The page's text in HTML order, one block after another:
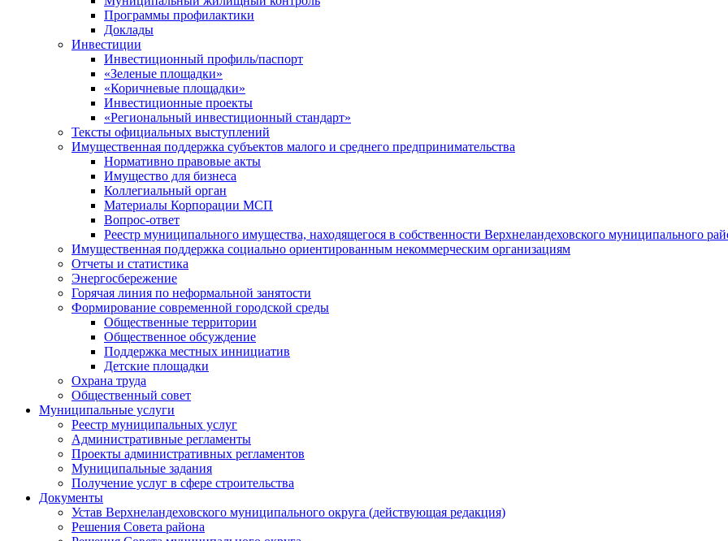
Программы профилактики
Доклады
Инвестиции
Инвестиционный профиль/паспорт
«Зеленые площадки»
«Коричневые площадки»
Инвестиционные проекты
«Региональный инвестиционный стандарт»
Тексты официальных выступлений
Имущественная поддержка субъектов малого и среднего предпринимательства
Нормативно правовые акты
Имущество для бизнеса
Коллегиальный орган
Материалы Корпорации МСП
Вопрос-ответ
Реестр муниципального имущества, находящегося в собственности Верхнеландеховского муниципального
Имущественная поддержка социально ориентированным некоммерческим организациям
Отчеты и статистика
Энергосбережение
Горячая линия по неформальной занятости
Формирование современной городской среды
Общественные территории
Общественное обсуждение
Поддержка местных иннициатив
Детские площадки
Охрана труда
Общественный совет
Муниципальные услуги
Реестр муниципальных услуг
Административные регламенты
Проекты административных регламентов
Муниципальные задания
Получение услуг в сфере строительства
Документы
Устав Верхнеландеховского муниципального округа (действующая редакция)
Решения Совета района